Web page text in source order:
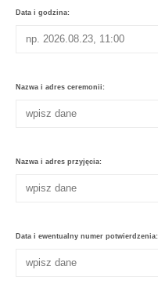
Data i godzina:
Nazwa i adres ceremonii:
Nazwa i adres przyjęcia:
Data i ewentualny numer potwierdzenia: